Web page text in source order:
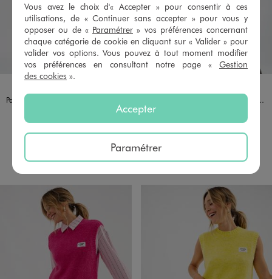
Pantalon large en viscose froissée femme
4.5/5 de moyenne
(28 avis)
Chemise manches courtes coupe loose en viscose froissée et imprimée femme
5/5 de moyenne
(21 avis)
AU PANIER
Vous avez le choix d'« Accepter » pour consentir à ces
utilisations, de « Continuer sans accepter » pour vous y
opposer ou de « Paramétrer » vos préférences concernant
chaque catégorie de cookie en cliquant sur « Valider » pour
valider vos options. Vous pouvez à tout moment modifier
vos préférences en consultant notre page « Gestion
des cookies ».
Accepter
Paramétrer